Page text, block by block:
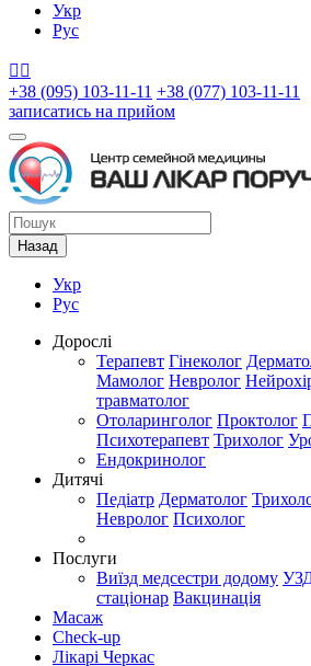
Укр
Рус
 
+38 (095) 103-11-11 +38 (077) 103-11-11
записатись на прийом
Назад
Укр
Рус
Дорослі
Терапевт Гінеколог
Мамолог Невролог
травматолог
Отоларинголог Проктолог
Психотерапевт Трихолог
Ендокринолог
Дитячі
Педіатр Дерматолог
Невролог Психолог
Послуги
Виїзд медсестри додому
стаціонар Вакцинація
Масаж
Check-up
Лікарі Черкас